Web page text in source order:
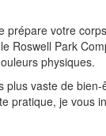
prépare votre
Roswell Park
physiques.
plus vaste de
pratique, je vous